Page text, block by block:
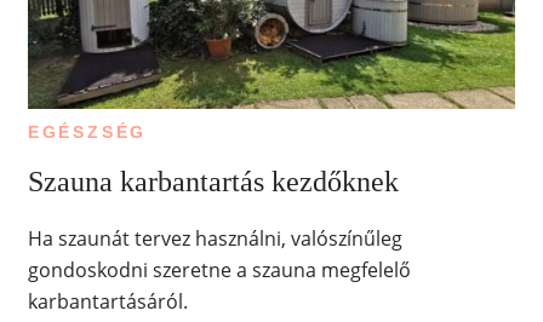
EGÉSZSÉG
Szauna karbantartás kezdőknek
Ha szaunát tervez használni, valószínűleg
gondoskodni szeretne a szauna megfelelő
karbantartásáról.